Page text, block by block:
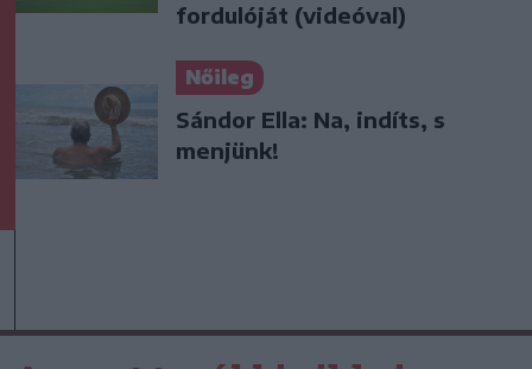
fordulóját (videóval)
Nőileg
Sándor Ella: Na, indíts, s
menjünk!